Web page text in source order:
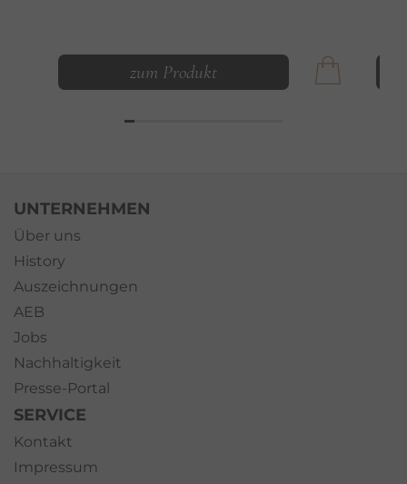
zum Produkt
UNTERNEHMEN
Über uns
History
Auszeichnungen
AEB
Jobs
Nachhaltigkeit
Presse-Portal
SERVICE
Kontakt
Impressum